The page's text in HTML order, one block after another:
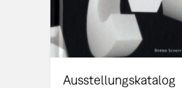
Ausstellungskatalog